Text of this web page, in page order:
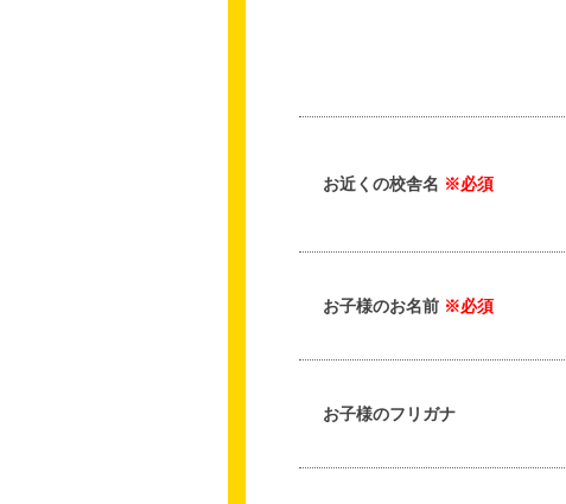
お近くの校舎名 ※必須
お子様のお名前 ※必須
お子様のフリガナ